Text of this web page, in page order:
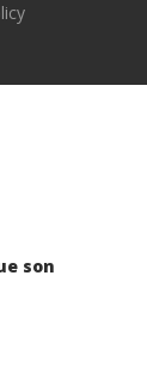
son